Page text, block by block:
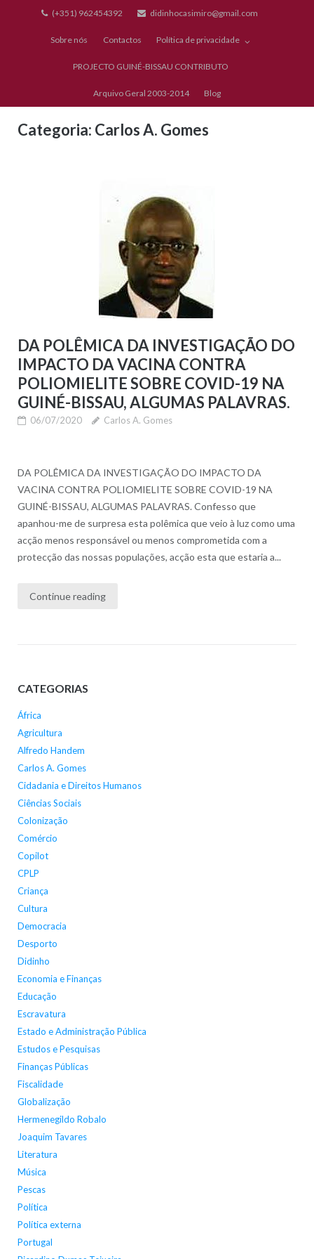
(+351) 962454392 didinhocasimiro@gmail.com
Sobre nós Contactos Política de privacidade
PROJECTO GUINÉ-BISSAU CONTRIBUTO
Arquivo Geral 2003-2014 Blog
Categoria: Carlos A. Gomes
DA POLÊMICA DA INVESTIGAÇÃO DO
IMPACTO DA VACINA CONTRA
POLIOMIELITE SOBRE COVID-19 NA
GUINÉ-BISSAU, ALGUMAS PALAVRAS.
06/07/2020 Carlos A. Gomes
DA POLÊMICA DA INVESTIGAÇÃO DO IMPACTO DA
VACINA CONTRA POLIOMIELITE SOBRE COVID-19 NA
GUINÉ-BISSAU, ALGUMAS PALAVRAS. Confesso que
apanhou-me de surpresa esta polêmica que veio à luz como uma
acção menos responsável ou menos comprometida com a
protecção das nossas populações, acção esta que estaria a...
Continue reading
CATEGORIAS
África
Agricultura
Alfredo Handem
Carlos A. Gomes
Cidadania e Direitos Humanos
Ciências Sociais
Colonização
Comércio
Copilot
CPLP
Criança
Cultura
Democracia
Desporto
Didinho
Economia e Finanças
Educação
Escravatura
Estado e Administração Pública
Estudos e Pesquisas
Finanças Públicas
Fiscalidade
Globalização
Hermenegildo Robalo
Joaquim Tavares
Literatura
Música
Pescas
Política
Política externa
Portugal